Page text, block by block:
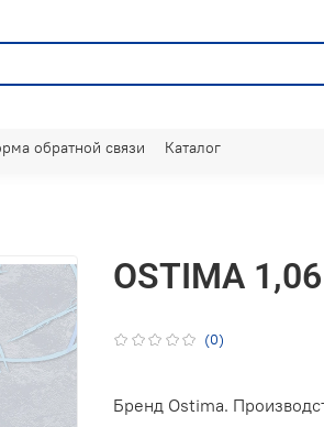
обратной связи Каталог
(0)
OSTIMA
Бренд Ostima.